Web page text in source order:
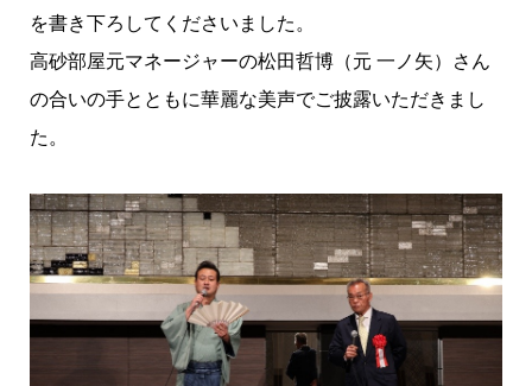
を書き下ろしてくださいました。
高砂部屋元マネージャーの松田哲博（元 一ノ矢）さん
の合いの手とともに華麗な美声でご披露いただきまし
た。